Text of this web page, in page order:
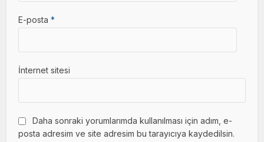
E-posta*
İnternet sitesi
Daha sonraki yorumlarımda kullanılması için adım, e-
posta adresim ve site adresim bu tarayıcıya kaydedilsin.